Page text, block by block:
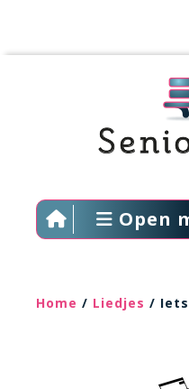
Open
Home / Liedjes /